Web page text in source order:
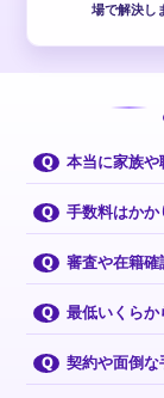
場で解決し
Q 本当に家族や
Q 手数料はかか
Q 審査や在籍確
Q 最低いくらか
Q 契約や面倒な